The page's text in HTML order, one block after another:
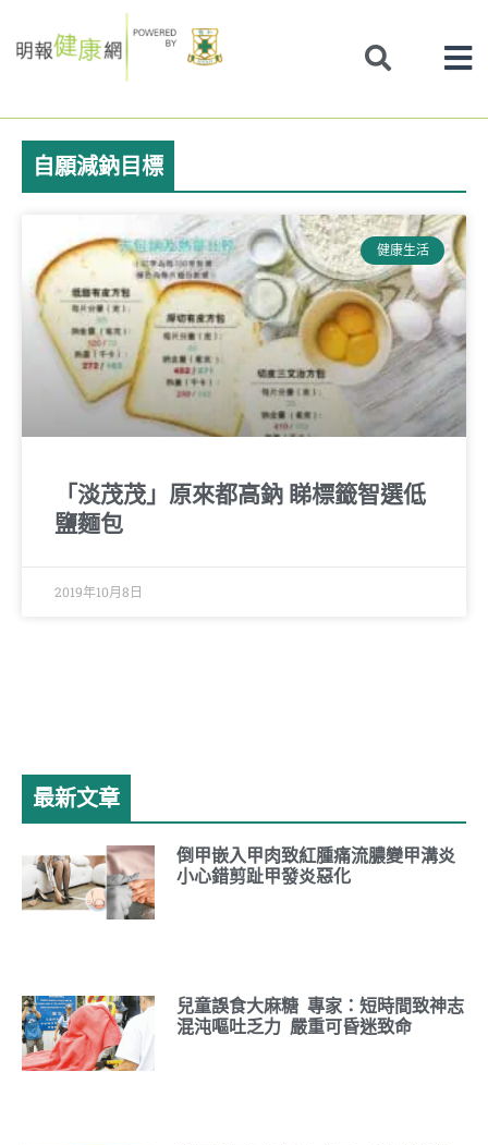
to
自願減鈉目標
健康生活
「淡茂茂」原來都高鈉 睇標籤智選低
鹽麵包
2019年10月8日
最新文章
倒甲嵌入甲肉致紅腫痛流膿變甲溝炎
小心錯剪趾甲發炎惡化
兒童誤食大麻糖 專家：短時間致神志
混沌嘔吐乏力 嚴重可昏迷致命